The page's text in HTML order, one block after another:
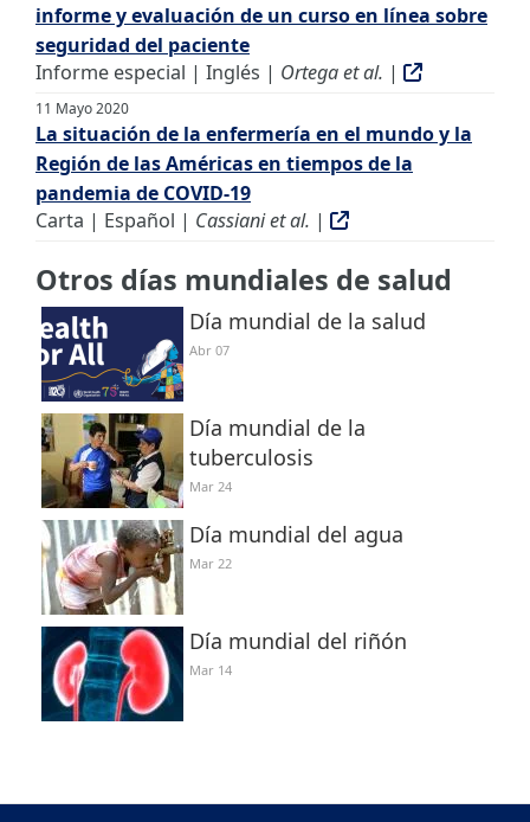
informe y evaluación de un curso en línea sobre
seguridad del paciente
Informe especial | Inglés | Ortega et al. |
11 Mayo 2020
La situación de la enfermería en el mundo y la
Región de las Américas en tiempos de la
pandemia de COVID-19
Carta | Español | Cassiani et al. |
Otros días mundiales de salud
Día mundial de la salud
Abr 07
Día mundial de la
tuberculosis
Mar 24
Día mundial del agua
Mar 22
Día mundial del riñón
Mar 14